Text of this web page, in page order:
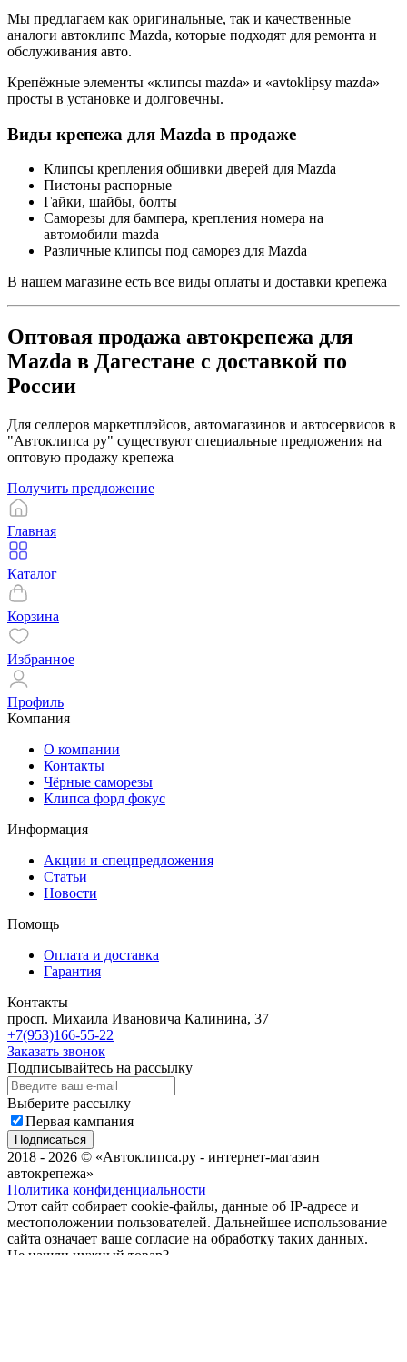
Мы предлагаем как оригинальные, так и качественные
аналоги автоклипс Mazda, которые подходят для ремонта и
обслуживания авто.
Крепёжные элементы «клипсы mazda» и «avtoklipsy mazda»
просты в установке и долговечны.
Виды крепежа для Mazda в продаже
Клипсы крепления обшивки дверей для Mazda
Пистоны распорные
Гайки, шайбы, болты
Саморезы для бампера, крепления номера на
автомобили mazda
Различные клипсы под саморез для Mazda
В нашем магазине есть все виды оплаты и доставки крепежа
Оптовая продажа автокрепежа для
Mazda в Дагестане с доставкой по
России
Для селлеров маркетплэйсов, автомагазинов и автосервисов в
"Автоклипса ру" существуют специальные предложения на
оптовую продажу крепежа
Получить предложение
Главная
Каталог
Корзина
Избранное
Профиль
Компания
О компании
Контакты
Чёрные саморезы
Клипса форд фокус
Информация
Акции и спецпредложения
Статьи
Новости
Помощь
Оплата и доставка
Гарантия
Контакты
просп. Михаила Ивановича Калинина, 37
+7(953)166-55-22
Заказать звонок
Подписывайтесь на рассылку
Выберите рассылку
Первая кампания
Подписаться
2018 - 2026 © «Автоклипса.ру - интернет-магазин
автокрепежа»
Политика конфиденциальности
Этот сайт собирает cookie-файлы, данные об IP-адресе и
местоположении пользователей. Дальнейшее использование
сайта означает ваше согласие на обработку таких данных.
Не нашли нужный товар?